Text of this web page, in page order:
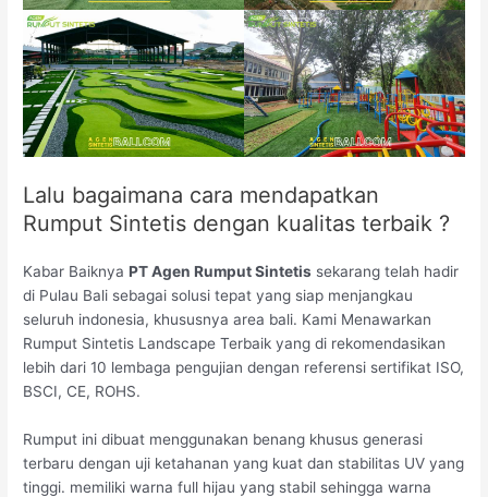
Lalu bagaimana cara mendapatkan
Rumput Sintetis dengan kualitas terbaik ?
Kabar BaiknyaPT Agen Rumput Sintetis sekarang telah hadir
di Pulau Bali sebagai solusi tepat yang siap menjangkau
seluruh indonesia, khususnya area bali. Kami Menawarkan
Rumput Sintetis Landscape Terbaik yang di rekomendasikan
lebih dari 10 lembaga pengujian dengan referensi sertifikat ISO,
BSCI, CE, ROHS.
Rumput ini dibuat menggunakan benang khusus generasi
terbaru dengan uji ketahanan yang kuat dan stabilitas UV yang
tinggi. memiliki warna full hijau yang stabil sehingga warna